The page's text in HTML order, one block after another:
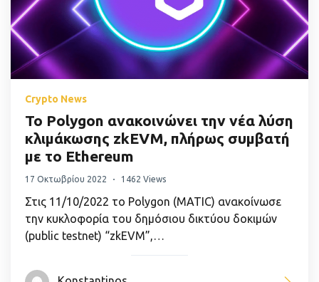
Crypto News
Το Polygon ανακοινώνει την νέα λύση
κλιμάκωσης zkEVM, πλήρως συμβατή
με το Ethereum
17 Οκτωβρίου 2022 1462 Views
Στις 11/10/2022 το Polygon (MATIC) ανακοίνωσε
την κυκλοφορία του δημόσιου δικτύου δοκιμών
(public testnet) “zkEVM”,…